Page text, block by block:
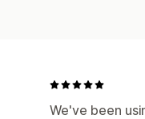
We've been